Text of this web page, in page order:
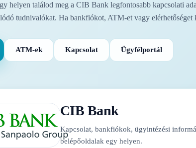
helyen találod meg a CIB Bank legfontosabb kapcsolati
tudnivalókat. Ha bankfiókot, ATM-et vagy elérhetőséget
ATM-ek Kapcsolat Ügyfélportál
CIB Bank
Kapcsolat, bankfiókok, ügyintézési
belépőoldalak egy helyen.